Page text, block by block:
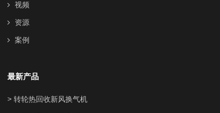
视频
资源
案例
最新产品
> 转轮热回收新风换气机